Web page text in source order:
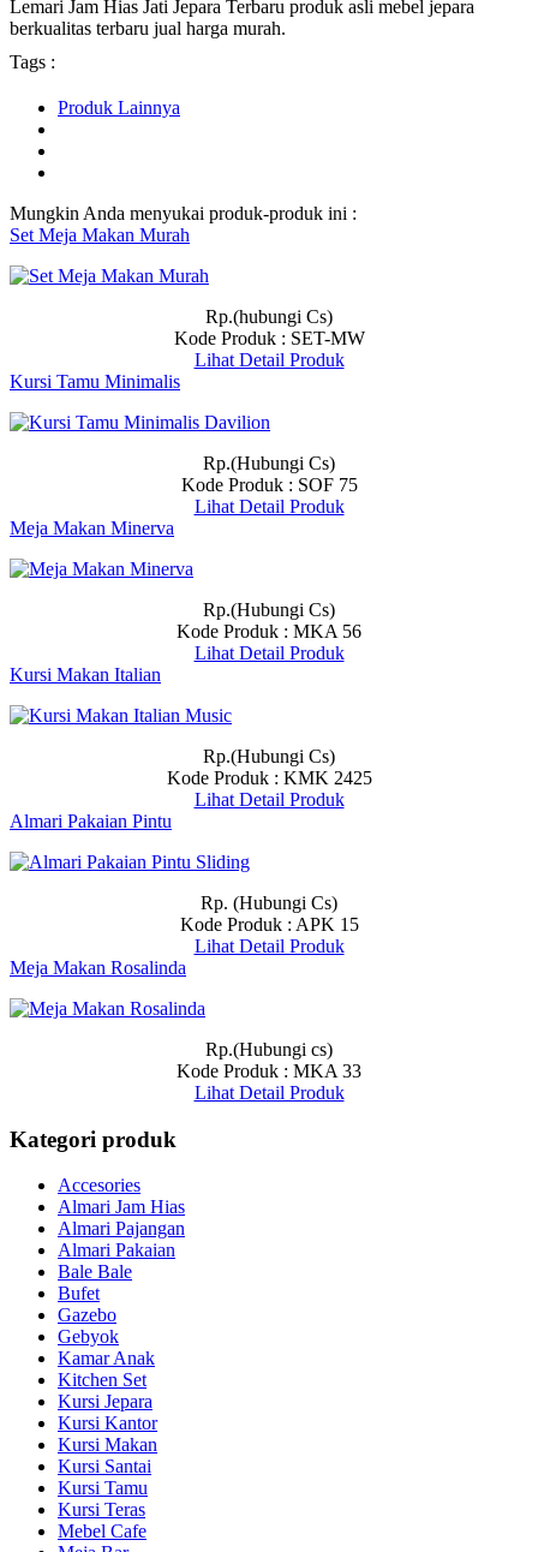
Lemari Jam Hias Jati Jepara Terbaru produk asli mebel jepara
berkualitas terbaru jual harga murah.
Tags :
Produk Lainnya
Mungkin Anda menyukai produk-produk ini :
Set Meja Makan Murah
Rp.(hubungi Cs)
Kode Produk : SET-MW
Lihat Detail Produk
Kursi Tamu Minimalis
Rp.(Hubungi Cs)
Kode Produk : SOF 75
Lihat Detail Produk
Meja Makan Minerva
Rp.(Hubungi Cs)
Kode Produk : MKA 56
Lihat Detail Produk
Kursi Makan Italian
Rp.(Hubungi Cs)
Kode Produk : KMK 2425
Lihat Detail Produk
Almari Pakaian Pintu
Rp. (Hubungi Cs)
Kode Produk : APK 15
Lihat Detail Produk
Meja Makan Rosalinda
Rp.(Hubungi cs)
Kode Produk : MKA 33
Lihat Detail Produk
Kategori produk
Accesories
Almari Jam Hias
Almari Pajangan
Almari Pakaian
Bale Bale
Bufet
Gazebo
Gebyok
Kamar Anak
Kitchen Set
Kursi Jepara
Kursi Kantor
Kursi Makan
Kursi Santai
Kursi Tamu
Kursi Teras
Mebel Cafe